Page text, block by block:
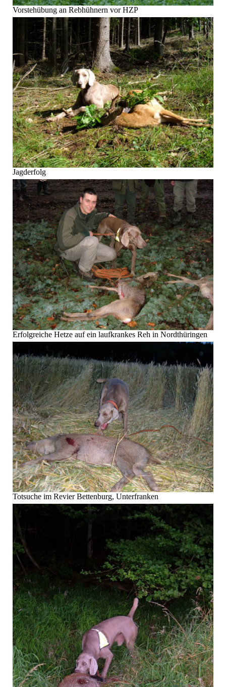
Vorstehübung an Rebhühnern vor HZP
Jagderfolg
Erfolgreiche Hetze auf ein laufkrankes Reh in Nordthüringen
Totsuche im Revier Bettenburg, Unterfranken